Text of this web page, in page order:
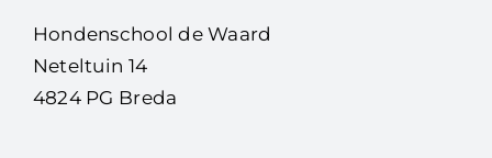
Hondenschool de Waard
Neteltuin 14
4824 PG Breda